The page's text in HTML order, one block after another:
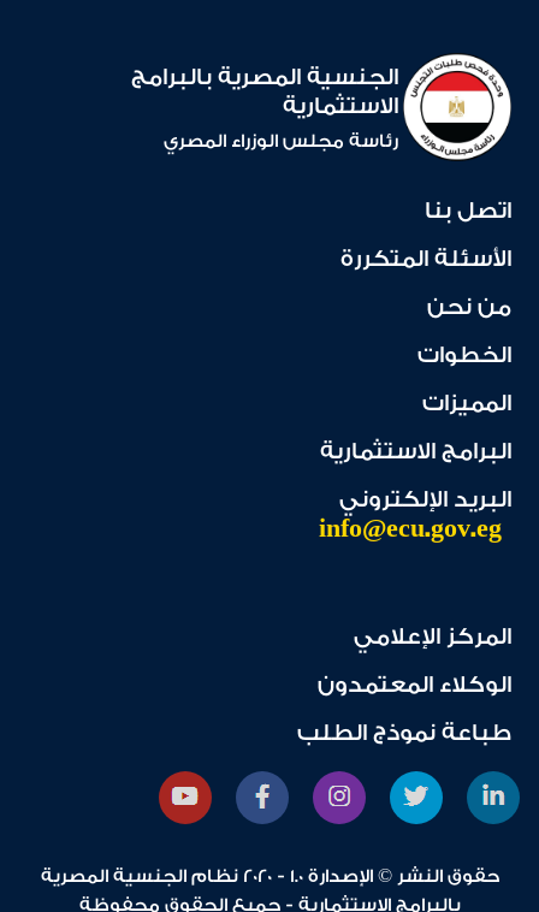
الجنسية المصرية بالبرامج
الاستثمارية
رئاسة مجلس الوزراء المصري
اتصل بنا
الأسئلة المتكررة
من نحن
الخطوات
المميزات
البرامج الاستثمارية
البريد الإلكتروني
info@ecu.gov.eg
المركز الإعلامي
الوكلاء المعتمدون
طباعة نموذج الطلب
حقوق النشر © الإصدارة 1.0 - 2020 نظام الجنسية المصرية
بالبرامج الاستثمارية - جميع الحقوق محفوظة